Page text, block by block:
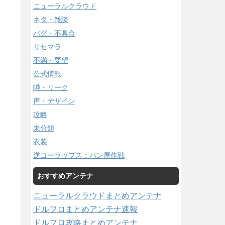
ニューラルクラウド
ネタ・雑談
バグ・不具合
リセマラ
不満・要望
公式情報
噂・リーク
声・デザイン
攻略
未分類
衣装
逆コーラップス：パン屋作戦
おすすめアンテナ
ニューラルクラウドまとめアンテナ
ドルフロまとめアンテナ速報
ドルフロ攻略まとめアンテナ